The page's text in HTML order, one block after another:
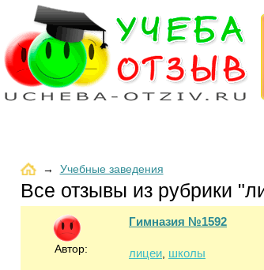
→ Учебные заведения
Все отзывы из рубрики
Автор:
Гимназия №1592
лицеи школы